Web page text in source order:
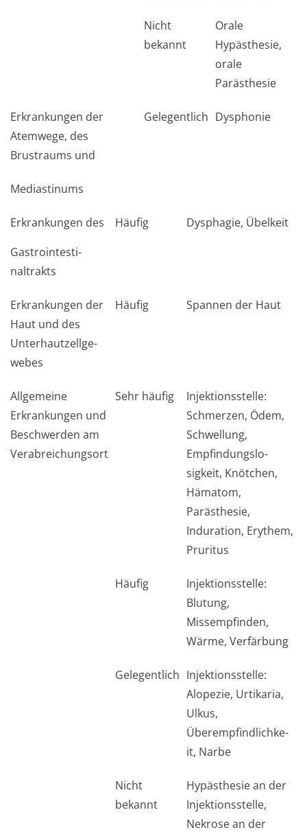
Nicht
bekannt
Orale
Hypästhesie,
orale
Parästhesie
Erkrankungen der
Atemwege, des
Brustraums und
Gelegentlich Dysphonie
Mediastinums
Erkrankungen des
Gastrointesti­
naltrakts
Häufig Dysphagie, Übelkeit
Erkrankungen der
Haut und des
Unterhautzellge­
webes
Häufig Spannen der Haut
Allgemeine
Erkrankungen und
Beschwerden am
Verabreichungsort
Sehr häufig
Injektionsstelle:
Schmerzen, Ödem,
Schwellung,
Empfindungslo­
sigkeit, Knötchen,
Hämatom,
Parästhesie,
Induration, Erythem,
Pruritus
Häufig
Injektionsstelle:
Blutung,
Missempfinden,
Wärme, Verfärbung
Gelegentlich Injektionsstelle:
Alopezie, Urtikaria,
Ulkus,
Überempfindlichke­
it, Narbe
Nicht
bekannt
Hypästhesie an der
Injektionsstelle,
Nekrose an der